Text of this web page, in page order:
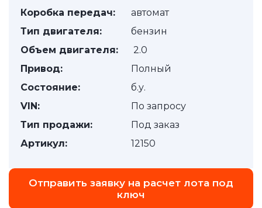
Коробка передач:
автомат
Тип двигателя:
бензин
Объем двигателя:
2.0
Привод:
Полный
Состояние:
б.у.
VIN:
По запросу
Тип продажи:
Под заказ
Артикул:
12150
Отправить заявку на расчет лота под
ключ